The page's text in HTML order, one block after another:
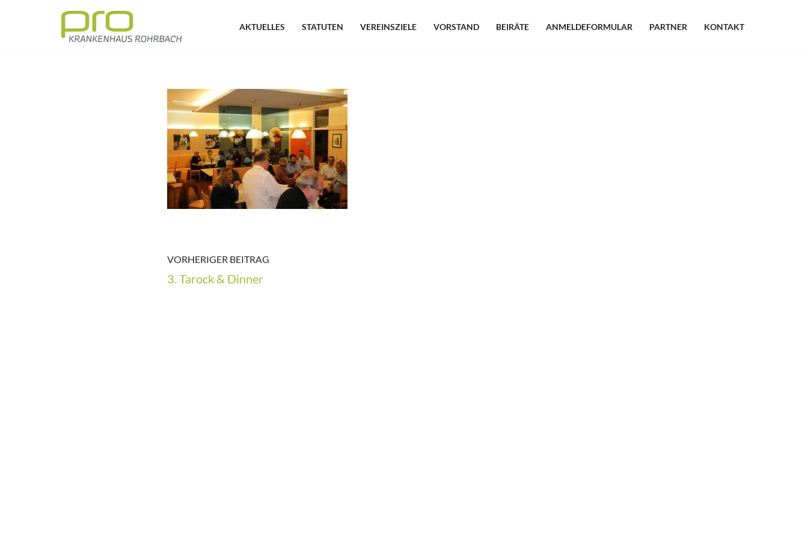
AKTUELLES STATUTEN VEREINSZIELE VORSTAND BEIRÄTE ANMELDEFORMULAR PARTNER KONTAKT
VORHERIGER BEITRAG
3. Tarock & Dinner